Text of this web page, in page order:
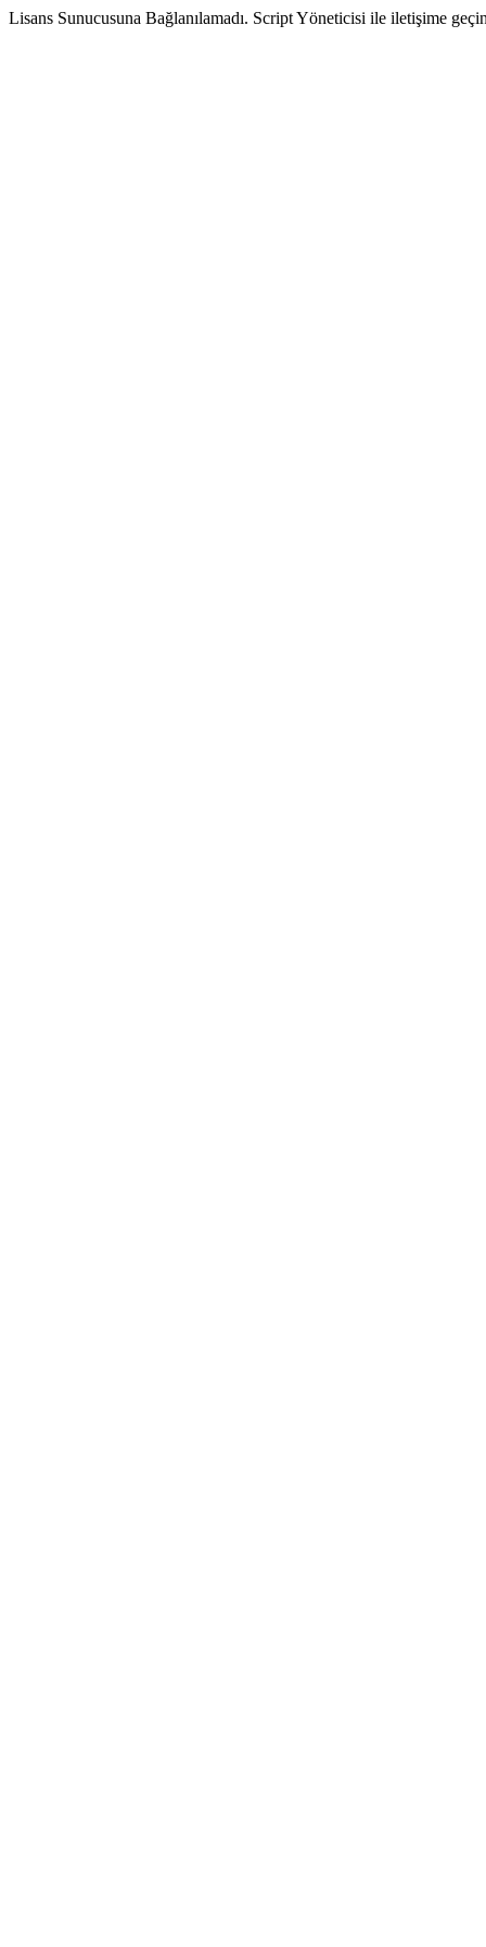
Lisans Sunucusuna Bağlanılamadı. Script Yöneticisi ile iletişime